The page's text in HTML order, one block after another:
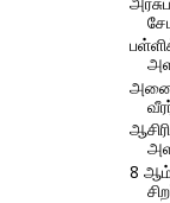
8 ஆம்